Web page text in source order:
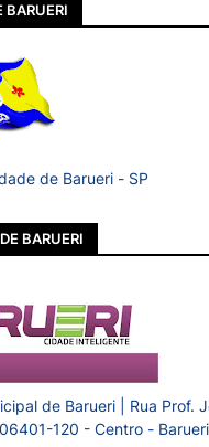
BARUERI
de Barueri - SP
BARUERI
de Barueri | Rua Prof.
120 - Centro -